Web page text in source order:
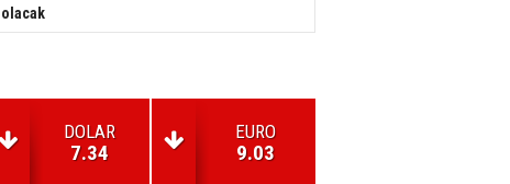
olacak
DOLAR
7.34
EURO
9.03